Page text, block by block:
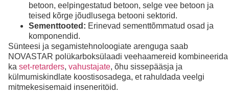
betoon, eelpingestatud betoon, selge vee betoon ja
teised kõrge jõudlusega betooni sektorid.
Sementtooted: Erinevad sementtõmmatud osad ja
komponendid.
Sünteesi ja segamistehnoloogiate arenguga saab
NOVASTAR polükarboksülaadi veehaamereid kombineerida
ka set-retarders, vahustajate, õhu sissepääsja ja
külmumiskindlate koostisosadega, et rahuldada veelgi
mitmekesisemaid inseneritöid.